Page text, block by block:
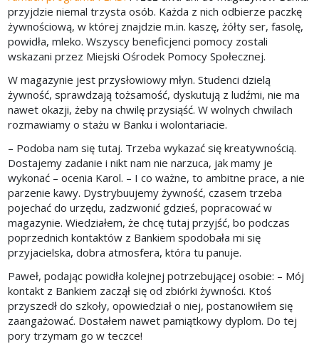
przyjdzie niemal trzysta osób. Każda z nich odbierze paczkę
żywnościową, w której znajdzie m.in. kaszę, żółty ser, fasolę,
powidła, mleko. Wszyscy beneficjenci pomocy zostali
wskazani przez Miejski Ośrodek Pomocy Społecznej.
W magazynie jest przysłowiowy młyn. Studenci dzielą
żywność, sprawdzają tożsamość, dyskutują z ludźmi, nie ma
nawet okazji, żeby na chwilę przysiąść. W wolnych chwilach
rozmawiamy o stażu w Banku i wolontariacie.
– Podoba nam się tutaj. Trzeba wykazać się kreatywnością.
Dostajemy zadanie i nikt nam nie narzuca, jak mamy je
wykonać – ocenia Karol. – I co ważne, to ambitne prace, a nie
parzenie kawy. Dystrybuujemy żywność, czasem trzeba
pojechać do urzędu, zadzwonić gdzieś, popracować w
magazynie. Wiedziałem, że chcę tutaj przyjść, bo podczas
poprzednich kontaktów z Bankiem spodobała mi się
przyjacielska, dobra atmosfera, która tu panuje.
Paweł, podając powidła kolejnej potrzebującej osobie: – Mój
kontakt z Bankiem zaczął się od zbiórki żywności. Ktoś
przyszedł do szkoły, opowiedział o niej, postanowiłem się
zaangażować. Dostałem nawet pamiątkowy dyplom. Do tej
pory trzymam go w teczce!